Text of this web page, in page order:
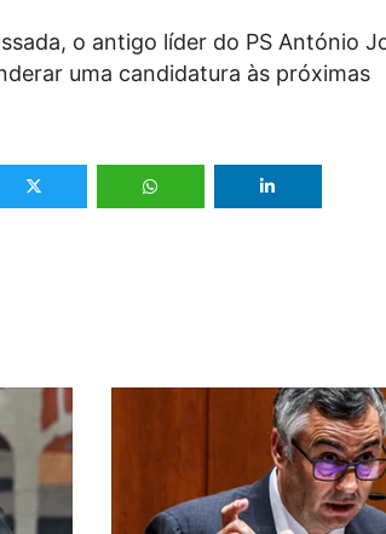
o antigo líder do PS António
uma candidatura às próximas